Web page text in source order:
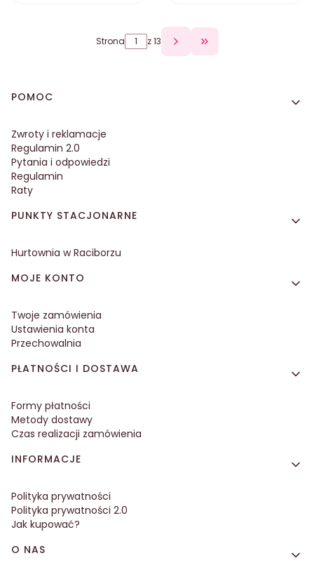
Strona z 13 Przejdź do ostatniej
Linki w stopce
POMOC
Zwroty i reklamacje
Regulamin 2.0
Pytania i odpowiedzi
Regulamin
Raty
PUNKTY STACJONARNE
Hurtownia w Raciborzu
MOJE KONTO
Twoje zamówienia
Ustawienia konta
Przechowalnia
PŁATNOŚCI I DOSTAWA
Formy płatności
Metody dostawy
Czas realizacji zamówienia
INFORMACJE
Polityka prywatności
Polityka prywatności 2.0
Jak kupować?
O NAS